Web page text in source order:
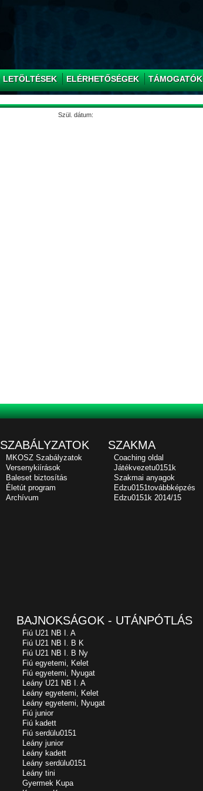
LETÖLTÉSEK ELÉRHETŐSÉGEK TÁMOGATÓK
Szül. dátum:
SZABÁLYZATOK
MKOSZ Szabályzatok
Versenykiírások
Baleset biztosítás
Életút program
Archívum
SZAKMA
Coaching oldal
Játékvezetu0151k
Szakmai anyagok
Edzu0151továbbképzés
Edzu0151k 2014/15
BAJNOKSÁGOK - UTÁNPÓTLÁS
Fiú U21 NB I. A
Fiú U21 NB I. B K
Fiú U21 NB I. B Ny
Fiú egyetemi, Kelet
Fiú egyetemi, Nyugat
Leány U21 NB I. A
Leány egyetemi, Kelet
Leány egyetemi, Nyugat
Fiú junior
Fiú kadett
Fiú serdülu0151
Leány junior
Leány kadett
Leány serdülu0151
Leány tini
Gyermek Kupa